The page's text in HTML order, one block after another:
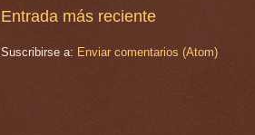
Entrada más reciente
Suscribirse a: Enviar comentarios (Atom)